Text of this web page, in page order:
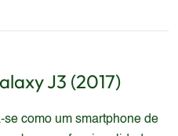
J3 (2017)
como um smartphone de